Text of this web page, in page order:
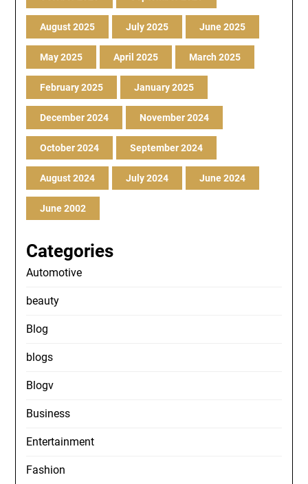
August 2025 July 2025 June 2025
May 2025 April 2025 March 2025
February 2025 January 2025
December 2024 November 2024
October 2024 September 2024
August 2024 July 2024 June 2024
June 2002
Categories
Automotive
beauty
Blog
blogs
Blogv
Business
Entertainment
Fashion